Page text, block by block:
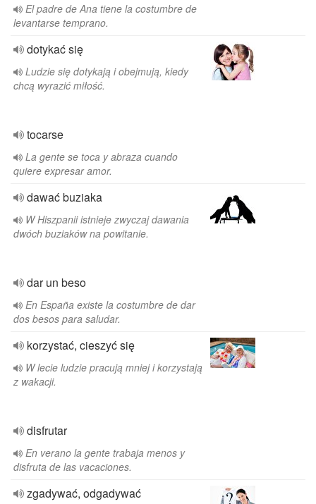
El padre de Ana tiene la costumbre de
levantarse temprano.
dotykać się
Ludzie się dotykają i obejmują, kiedy
chcą wyrazić miłość.
tocarse
La gente se toca y abraza cuando
quiere expresar amor.
dawać buziaka
W Hiszpanii istnieje zwyczaj dawania
dwóch buziaków na powitanie.
dar un beso
En España existe la costumbre de dar
dos besos para saludar.
korzystać, cieszyć się
W lecie ludzie pracują mniej i korzystają
z wakacji.
disfrutar
En verano la gente trabaja menos y
disfruta de las vacaciones.
zgadywać, odgadywać